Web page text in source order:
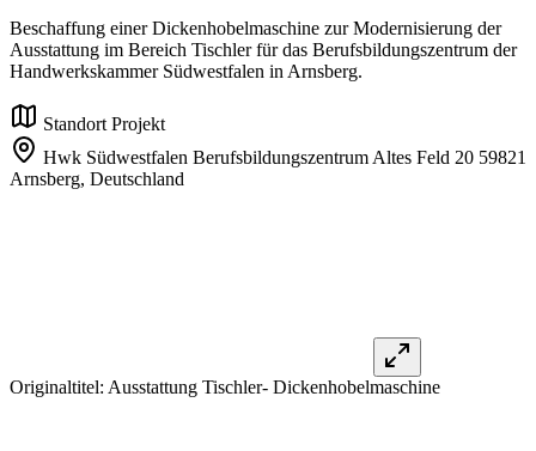
Beschaffung einer Dickenhobelmaschine zur Modernisierung der
Ausstattung im Bereich Tischler für das Berufsbildungszentrum der
Handwerkskammer Südwestfalen in Arnsberg.
Standort Projekt
Hwk Südwestfalen Berufsbildungszentrum Altes Feld 20 59821
Arnsberg, Deutschland
Originaltitel: Ausstattung Tischler- Dickenhobelmaschine